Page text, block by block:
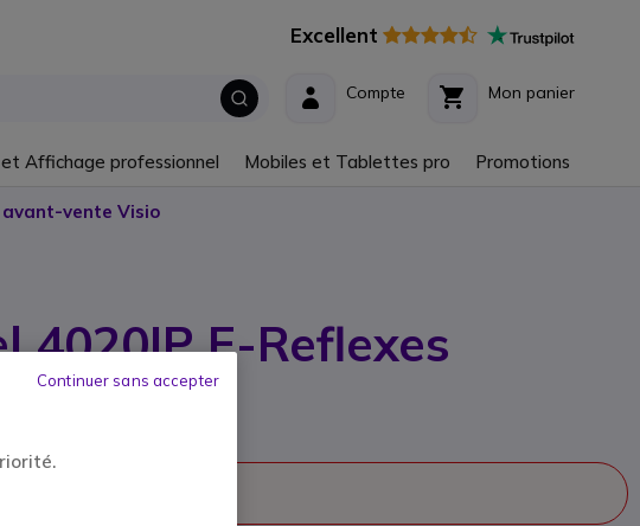
Excellent
Mon panier
Compte
et Affichage professionnel Mobiles et Tablettes pro Promotions
avant-vente Visio
4020IP E-Reflexes
// Réf. fournisseur: 4020 IP
Continuer sans accepter